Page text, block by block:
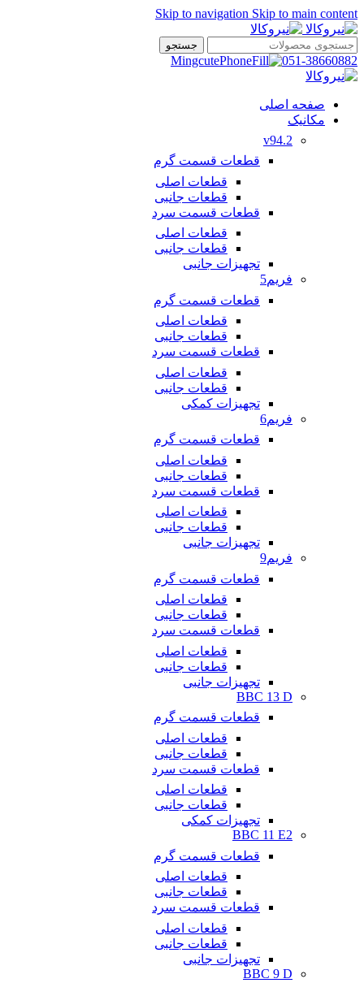
Skip to navigation Skip to main content
جستجو
051-38660882
صفحه اصلی
مکانیک
v94.2
قطعات قسمت گرم
قطعات اصلی
قطعات جانبی
قطعات قسمت سرد
قطعات اصلی
قطعات جانبی
تجهیزات جانبی
فریم5
قطعات قسمت گرم
قطعات اصلی
قطعات جانبی
قطعات قسمت سرد
قطعات اصلی
قطعات جانبی
تجهیزات کمکی
فریم6
قطعات قسمت گرم
قطعات اصلی
قطعات جانبی
قطعات قسمت سرد
قطعات اصلی
قطعات جانبی
تجهیزات جانبی
فریم9
قطعات قسمت گرم
قطعات اصلی
قطعات جانبی
قطعات قسمت سرد
قطعات اصلی
قطعات جانبی
تجهیزات جانبی
BBC 13 D
قطعات قسمت گرم
قطعات اصلی
قطعات جانبی
قطعات قسمت سرد
قطعات اصلی
قطعات جانبی
تجهیزات کمکی
BBC 11 E2
قطعات قسمت گرم
قطعات اصلی
قطعات جانبی
قطعات قسمت سرد
قطعات اصلی
قطعات جانبی
تجهیزات جانبی
BBC 9 D